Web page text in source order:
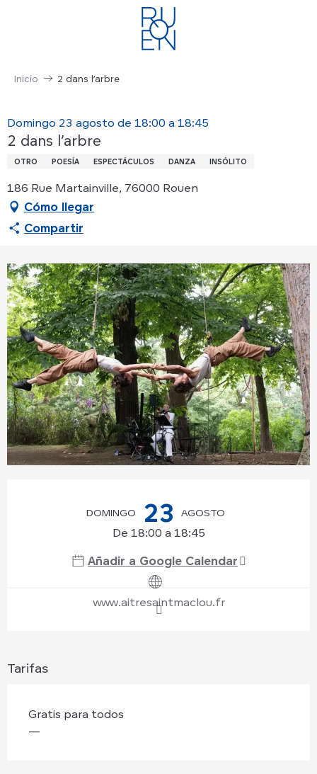
Inicio 2 dans l’arbre
Domingo 23 agosto de 18:00 a 18:45
2 dans l’arbre
OTRO POESÍA ESPECTÁCULOS DANZA INSÓLITO
186 Rue Martainville, 76000 Rouen
Cómo llegar
Compartir
DOMINGO 23 AGOSTO
De 18:00 a 18:45
Añadir a Google Calendar
www.aitresaintmaclou.fr
Tarifas
Gratis para todos
—